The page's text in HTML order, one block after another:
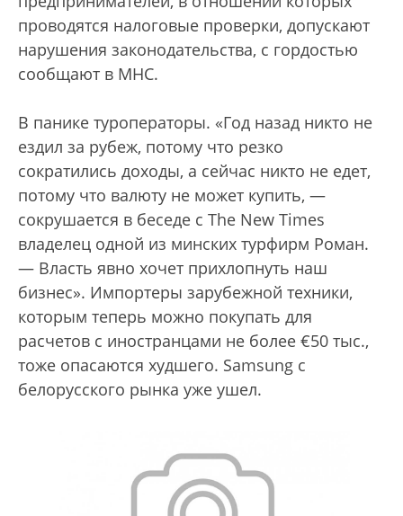
проводятся налоговые проверки, допускают
нарушения законодательства, с гордостью
сообщают в МНС.
В панике туроператоры. «Год назад никто не
ездил за рубеж, потому что резко
сократились доходы, а сейчас никто не едет,
потому что валюту не может купить, —
сокрушается в беседе с The New Times
владелец одной из минских турфирм Роман.
— Власть явно хочет прихлопнуть наш
бизнес». Импортеры зарубежной техники,
которым теперь можно покупать для
расчетов с иностранцами не более €50 тыс.,
тоже опасаются худшего. Samsung с
белорусского рынка уже ушел.